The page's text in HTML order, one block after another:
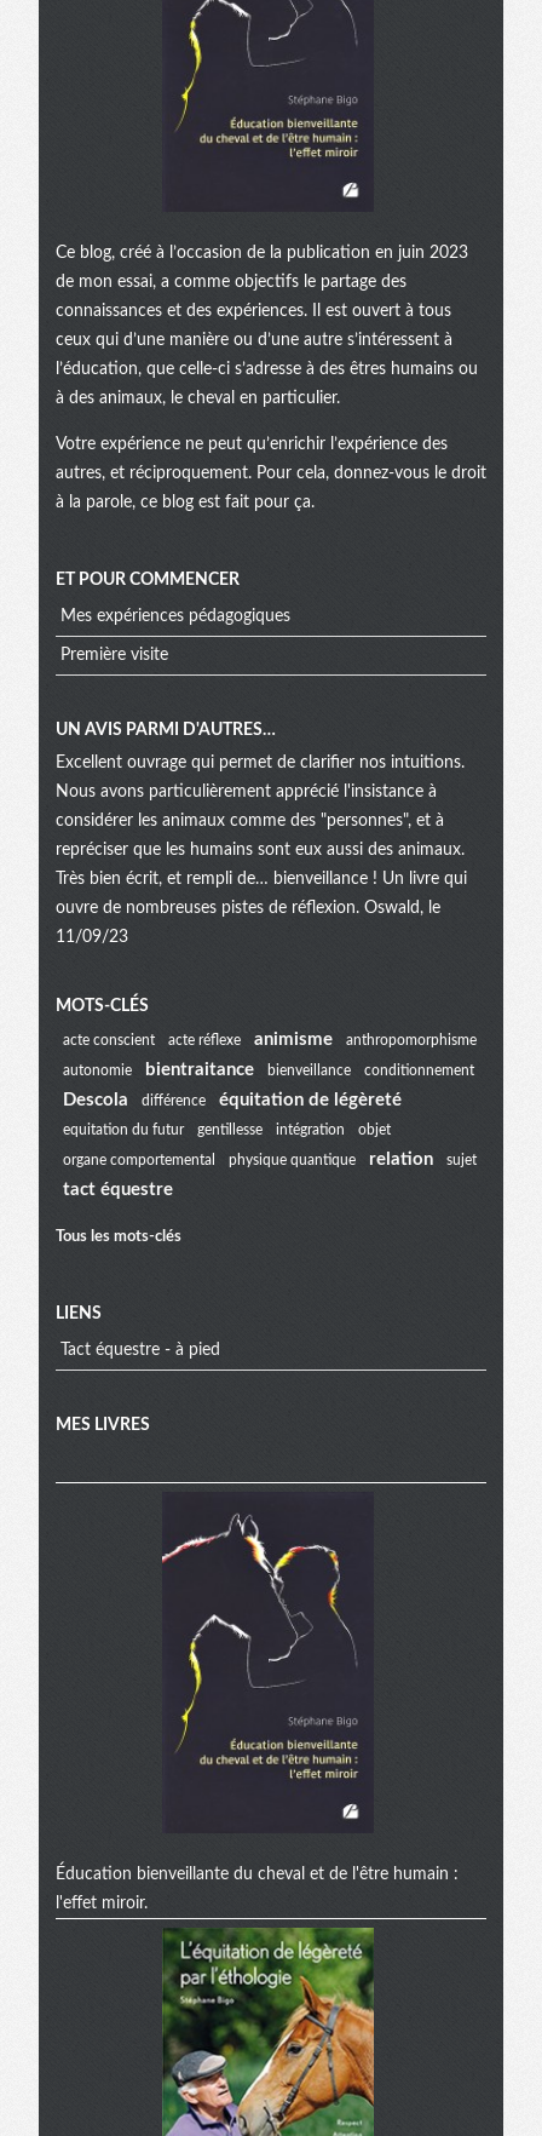
Ce blog, créé à l’occasion de la publication en juin 2023
de mon essai, a comme objectifs le partage des
connaissances et des expériences. Il est ouvert à tous
ceux qui d’une manière ou d’une autre s’intéressent à
l’éducation, que celle-ci s’adresse à des êtres humains ou
à des animaux, le cheval en particulier.
Votre expérience ne peut qu’enrichir l’expérience des
autres, et réciproquement. Pour cela, donnez-vous le droit
à la parole, ce blog est fait pour ça.
ET POUR COMMENCER
Mes expériences pédagogiques
Première visite
UN AVIS PARMI D'AUTRES…
Excellent ouvrage qui permet de clarifier nos intuitions.
Nous avons particulièrement apprécié l'insistance à
considérer les animaux comme des "personnes", et à
repréciser que les humains sont eux aussi des animaux.
Très bien écrit, et rempli de… bienveillance ! Un livre qui
ouvre de nombreuses pistes de réflexion. Oswald, le
11/09/23
Menu
extra
MOTS-CLÉS
acte conscient acte réflexe animisme anthropomorphisme
autonomie bientraitance bienveillance conditionnement
Descola différence équitation de légèreté
equitation du futur gentillesse intégration objet
organe comportemental physique quantique relation sujet
tact équestre
Tous les mots-clés
LIENS
Tact équestre - à pied
MES LIVRES
Éducation bienveillante du cheval et de l'être humain :
l'effet miroir.